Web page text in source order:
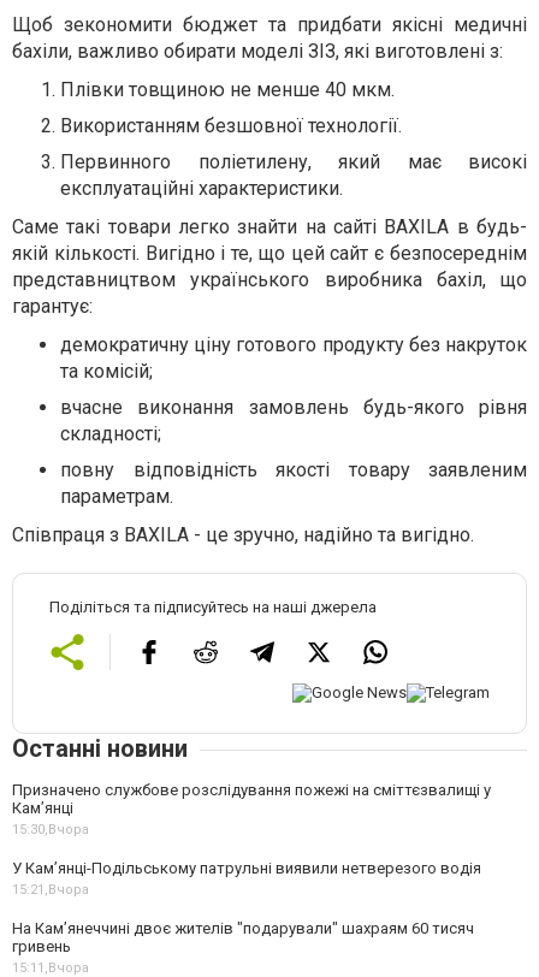
Щоб зекономити бюджет та придбати якісні медичні
бахіли, важливо обирати моделі ЗІЗ, які виготовлені з:
Плівки товщиною не менше 40 мкм.
Використанням безшовної технології.
Первинного поліетилену, який має високі
експлуатаційні характеристики.
Саме такі товари легко знайти на сайті BAXILA в будь-
якій кількості. Вигідно і те, що цей сайт є безпосереднім
представництвом українського виробника бахіл, що
гарантує:
демократичну ціну готового продукту без накруток
та комісій;
вчасне виконання замовлень будь-якого рівня
складності;
повну відповідність якості товару заявленим
параметрам.
Співпраця з BAXILA - це зручно, надійно та вигідно.
Поділіться та підписуйтесь на наші джерела
Останні новини
Призначено службове розслідування пожежі на сміттєзвалищі у
Кам’янці
15:30,Вчора
У Кам’янці-Подільському патрульні виявили нетверезого водія
15:21,Вчора
На Камʼянеччині двоє жителів "подарували" шахраям 60 тисяч
гривень
15:11,Вчора